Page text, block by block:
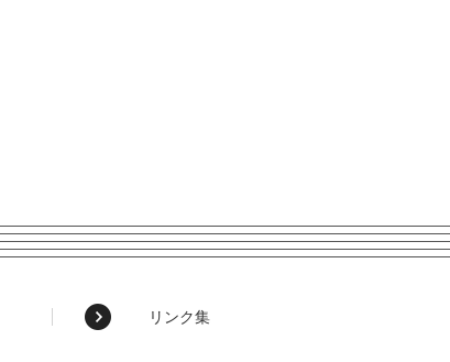
リンク集